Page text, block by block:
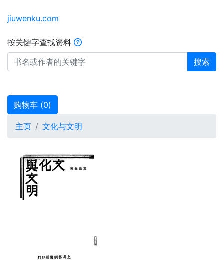
jiuwenku.com
按关键字查找资料
搜索
购物车 (0)
主页 文化与文明